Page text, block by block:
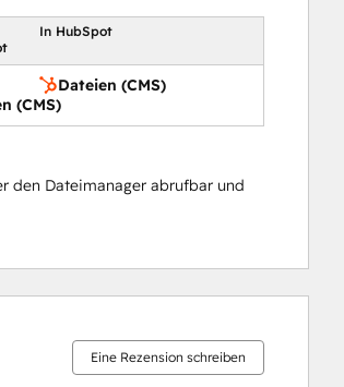
In HubSpot
Dateien (CMS)
(CMS)
den Dateimanager abrufbar und
Eine Rezension schreiben